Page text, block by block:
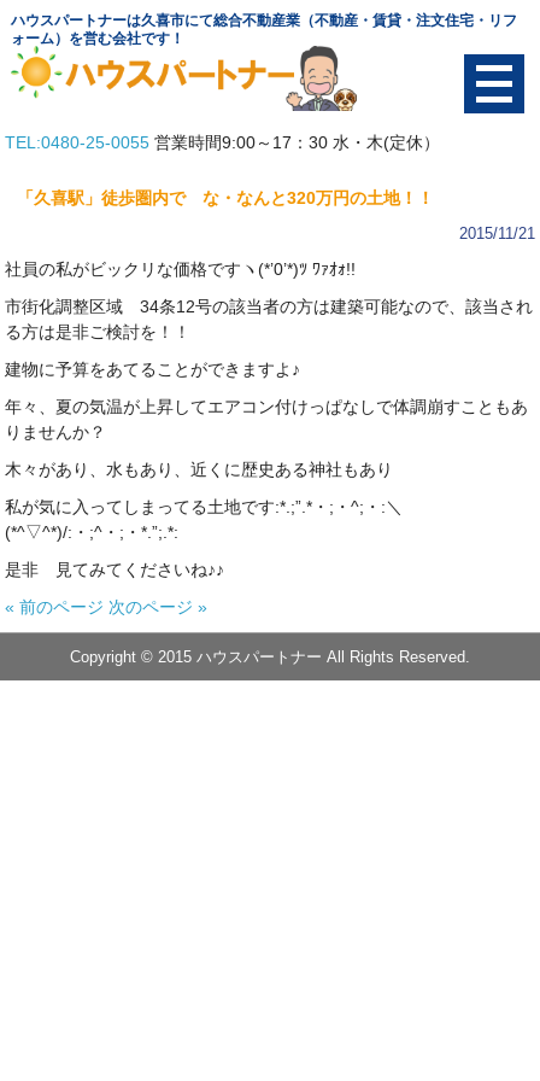
ハウスパートナーは久喜市にて総合不動産業（不動産・賃貸・注文住宅・リフ
ォーム）を営む会社です！
TEL:0480-25-0055 営業時間9:00～17：30 水・木(定休）
土地
賃貸
テナント
会社概要
施工事例
ブログ
お問い合わせ
「久喜駅」徒歩圏内で な・なんと320万円の土地！！
2015/11/21
社員の私がビックリな価格ですヽ(*’0’*)ﾂ ﾜｧｵｫ!!
市街化調整区域 34条12号の該当者の方は建築可能なので、該当され
る方は是非ご検討を！！
建物に予算をあてることができますよ♪
年々、夏の気温が上昇してエアコン付けっぱなしで体調崩すこともあ
りませんか？
木々があり、水もあり、近くに歴史ある神社もあり
私が気に入ってしまってる土地です:*.;”.*・;・^;・:＼
(*^▽^*)/:・;^・;・*.”;.*:
是非 見てみてくださいね♪♪
« 前のページ 次のページ »
Copyright © 2015 ハウスパートナー All Rights Reserved.